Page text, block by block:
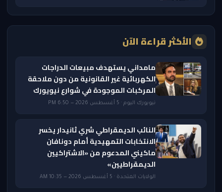
الأكثر قراءة الآن
مامداني يستهدف مبيعات الدراجات
الكهربائية غير القانونية من دون ملاحقة
المركبات الموجودة في شوارع نيويورك
نيويورك اليوم · 5 أغسطس 2026 — 6:50 PM
النائب الديمقراطي شري ثانيدار يخسر
الانتخابات التمهيدية أمام دونافان
ماكيني المدعوم من «الاشتراكيين
الديمقراطيين»
الولايات المتحدة · 5 أغسطس 2026 — 10:35 AM